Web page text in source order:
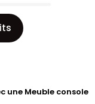
une Meuble console